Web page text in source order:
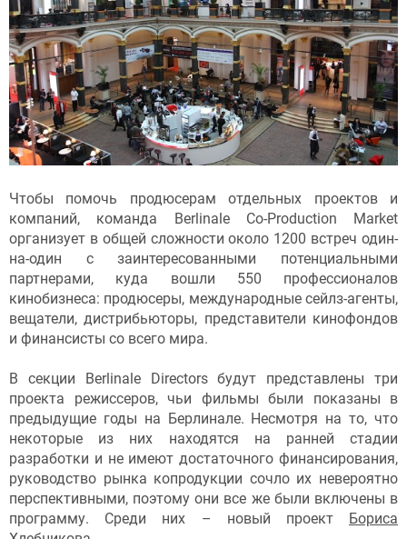
Чтобы помочь продюсерам отдельных проектов и
компаний, команда Berlinale Co-Production Market
организует в общей сложности около 1200 встреч один-
на-один с заинтересованными потенциальными
партнерами, куда вошли 550 профессионалов
кинобизнеса: продюсеры, международные сейлз-агенты,
вещатели, дистрибьюторы, представители кинофондов
и финансисты со всего мира.
В секции Berlinale Directors будут представлены три
проекта режиссеров, чьи фильмы были показаны в
предыдущие годы на Берлинале. Несмотря на то, что
некоторые из них находятся на ранней стадии
разработки и не имеют достаточного финансирования,
руководство рынка копродукции сочло их невероятно
перспективными, поэтому они все же были включены в
программу. Среди них – новый проект Бориса